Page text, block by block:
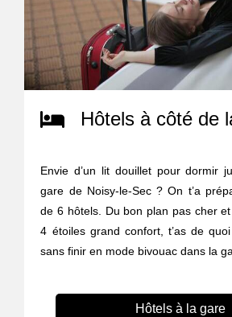
Hôtels à côté de
Envie d’un lit douillet pour dormir
gare de Noisy-le-Sec ? On t’a
de 6 hôtels. Du bon plan pas cher
4 étoiles grand confort, t’as de
sans finir en mode bivouac dans la
Hôtels à la gare